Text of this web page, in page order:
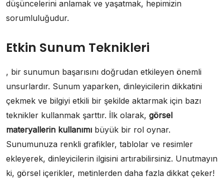
düşüncelerini anlamak ve yaşatmak, hepimizin
sorumluluğudur.
Etkin Sunum Teknikleri
, bir sunumun başarısını doğrudan etkileyen önemli
unsurlardır. Sunum yaparken, dinleyicilerin dikkatini
çekmek ve bilgiyi etkili bir şekilde aktarmak için bazı
teknikler kullanmak şarttır. İlk olarak, görsel
materyallerin kullanımı büyük bir rol oynar.
Sunumunuza renkli grafikler, tablolar ve resimler
ekleyerek, dinleyicilerin ilgisini artırabilirsiniz. Unutmayın
ki, görsel içerikler, metinlerden daha fazla dikkat çeker!